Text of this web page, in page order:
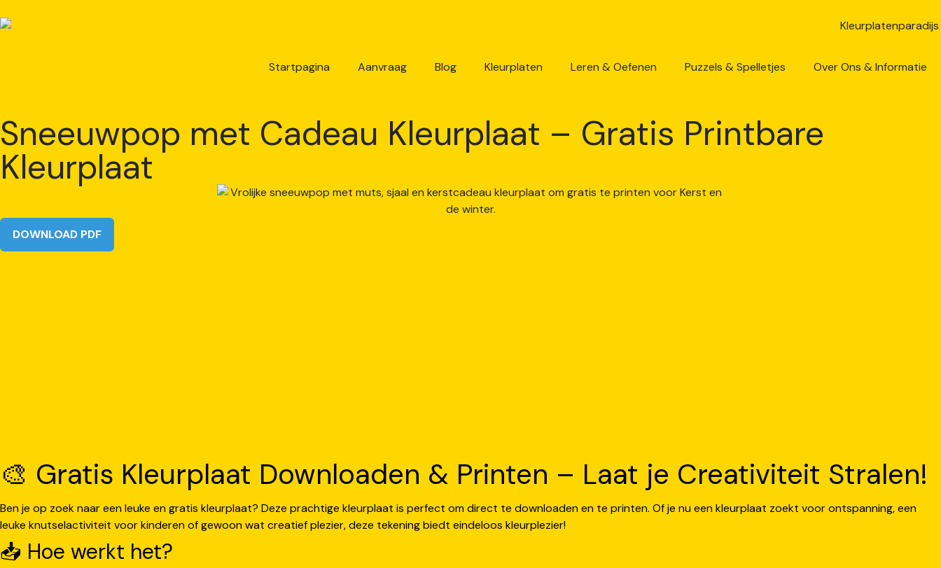
Startpagina Aanvraag Blog Kleurplaten Leren & Oefenen Puzzels & Spelletjes Over Ons & Informatie
Sneeuwpop met Cadeau Kleurplaat – Gratis Printbare
Kleurplaat
DOWNLOAD PDF
🎨 Gratis Kleurplaat Downloaden & Printen – Laat je Creativiteit Stralen!
Ben je op zoek naar een leuke en gratis kleurplaat? Deze prachtige kleurplaat is perfect om direct te downloaden en te printen. Of je nu een kleurplaat zoekt voor ontspanning, een
leuke knutselactiviteit voor kinderen of gewoon wat creatief plezier, deze tekening biedt eindeloos kleurplezier!
📥 Hoe werkt het?